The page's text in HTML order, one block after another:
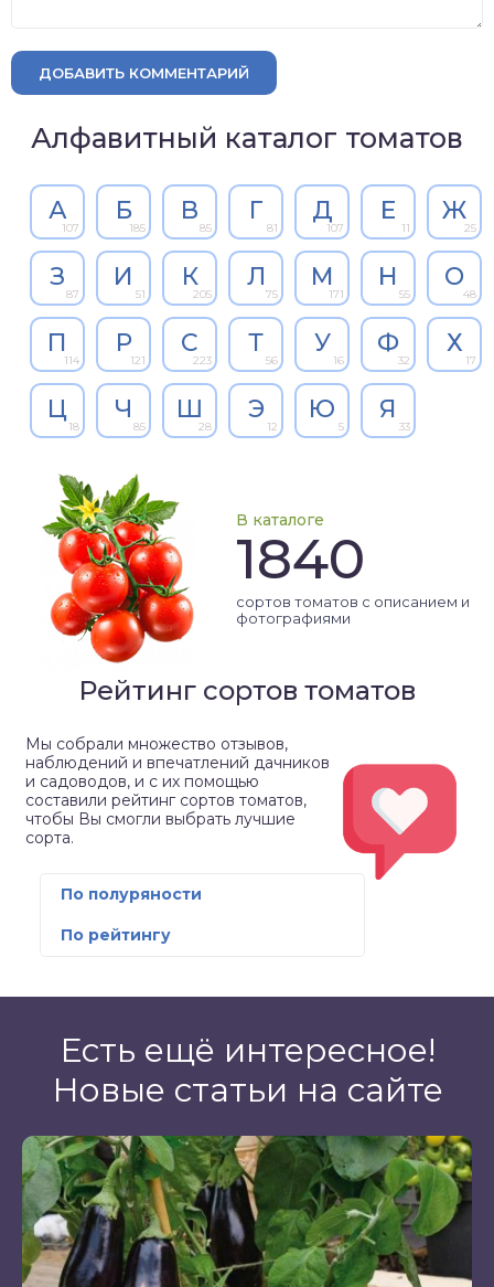
ДОБАВИТЬ КОММЕНТАРИЙ
Алфавитный каталог томатов
А
107
Б
185
В
85
Г
81
Д
107
Е
11
Ж
25
З
87
И
51
К
205
Л
75
М
171
Н
55
О
48
П
114
Р
121
С
223
Т
56
У
16
Ф
32
Х
17
Ц
18
Ч
85
Ш
28
Э
12
Ю
5
Я
33
В каталоге
1840
сортов томатов с описанием и
фотографиями
Рейтинг сортов томатов
Мы собрали множество отзывов,
наблюдений и впечатлений дачников
и садоводов, и с их помощью
составили рейтинг сортов томатов,
чтобы Вы смогли выбрать лучшие
сорта.
По полуряности
По рейтингу
Есть ещё интересное!
Новые статьи на сайте